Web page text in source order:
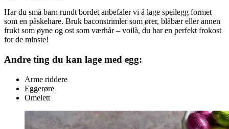
Har du små barn rundt bordet anbefaler vi å lage speilegg formet
som en påskehare. Bruk baconstrimler som ører, blåbær eller annen
frukt som øyne og ost som værhår – voilà, du har en perfekt frokost
for de minste!
Andre ting du kan lage med egg:
Arme riddere
Eggerøre
Omelett